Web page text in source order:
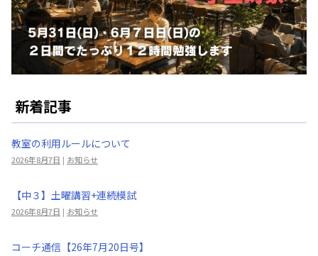
新着記事
教室の利用ルールについて
2026年8月7日 | お知らせ
【中３】土曜講習+連続模試
2026年8月7日 | お知らせ
コーチ通信【26年7月20日号】